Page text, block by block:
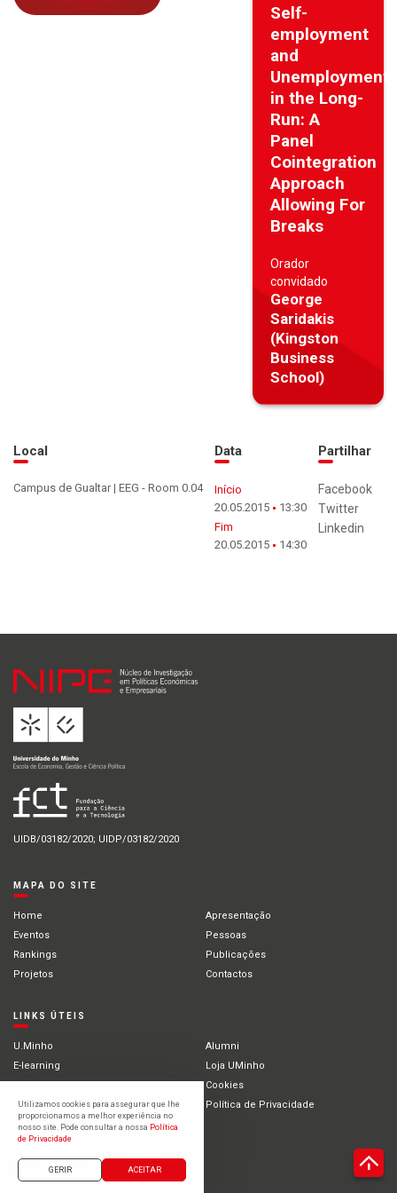
Self-
employment
and
Unemployment
in the Long-
Run: A
Panel
Cointegration
Approach
Allowing For
Breaks
Orador
convidado
George
Saridakis
(Kingston
Business
School)
Local
Campus de Gualtar | EEG - Room 0.04
Data
Início
20.05.2015
13:30
Fim
20.05.2015
14:30
Partilhar
Facebook
Twitter
Linkedin
UIDB/03182/2020; UIDP/03182/2020
MAPA DO SITE
Home
Apresentação
Eventos
Pessoas
Rankings
Publicações
Projetos
Contactos
LINKS ÚTEIS
U.Minho
Alumni
E-learning
Loja UMinho
Portal Académico
Cookies
Intranet
Política de Privacidade
Estudantes Internacionais
©2021 Universidade do Minho
Utilizamos cookies para assegurar que lhe
proporcionamos a melhor experiência no
nosso site. Pode consultar a nossa Política
de Privacidade
GERIR ACEITAR